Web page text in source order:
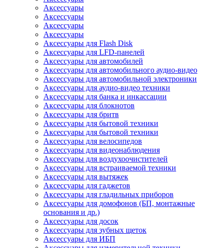
Аксессуары
Аксессуары
Аксессуары
Аксессуары
Аксессуары для Flash Disk
Аксессуары для LFD-панелей
Аксессуары для автомобилей
Аксессуары для автомобильного аудио-видео
Аксессуары для автомобильной электроники
Аксессуары для аудио-видео техники
Аксессуары для банка и инкассации
Аксессуары для блокнотов
Аксессуары для бритв
Аксессуары для бытовой техники
Аксессуары для бытовой техники
Аксессуары для велосипедов
Аксессуары для видеонаблюдения
Аксессуары для воздухоочистителей
Аксессуары для встраиваемой техники
Аксессуары для вытяжек
Аксессуары для гаджетов
Аксессуары для гладильных приборов
Аксессуары для домофонов (БП, монтажные
основания и др.)
Аксессуары для досок
Аксессуары для зубных щеток
Аксессуары для ИБП